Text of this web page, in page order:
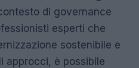
di governance
esperti che
sostenibile e
approcci, è possibile